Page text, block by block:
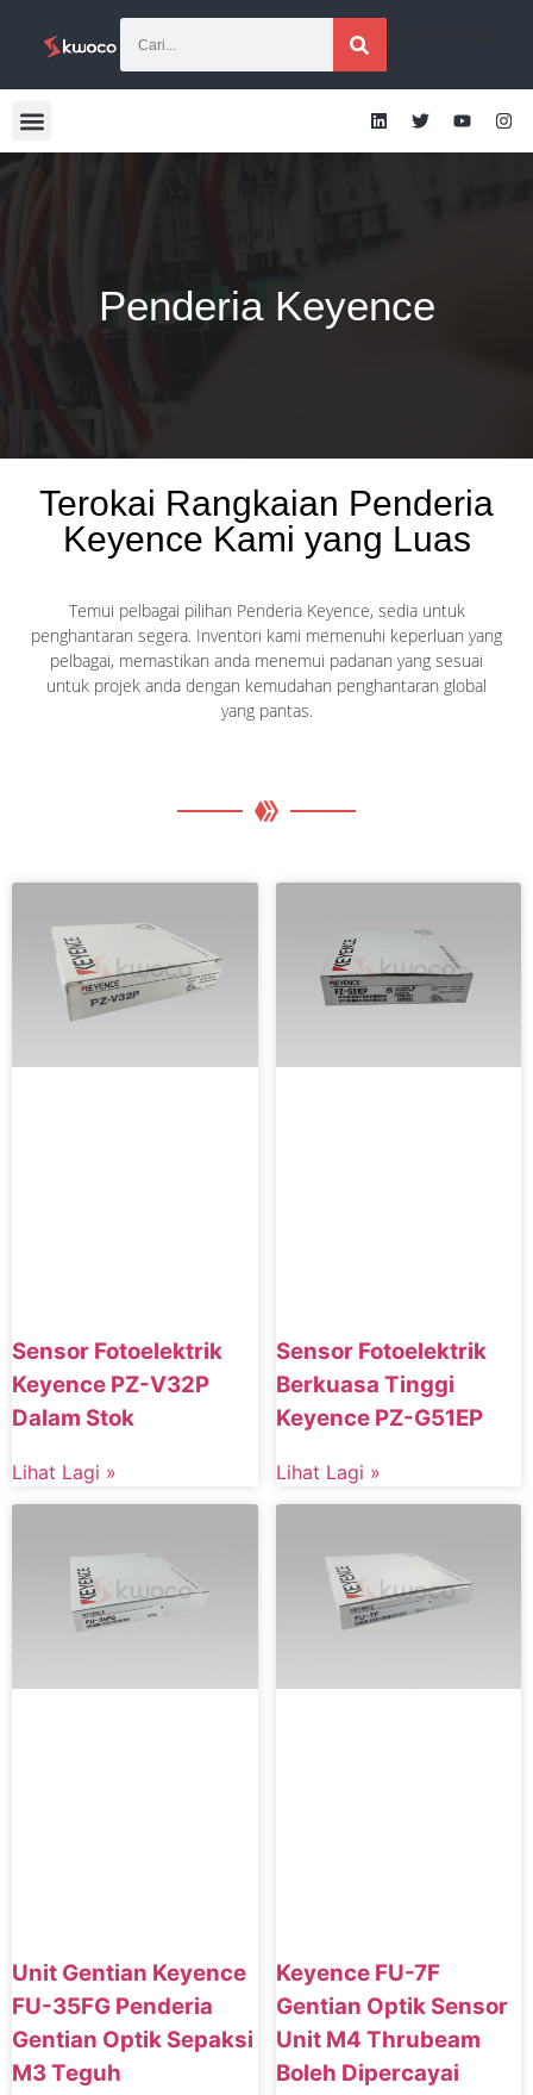
Penderia Keyence
Terokai Rangkaian Penderia
Keyence Kami yang Luas
Temui pelbagai pilihan Penderia Keyence, sedia untuk
penghantaran segera. Inventori kami memenuhi keperluan yang
pelbagai, memastikan anda menemui padanan yang sesuai
untuk projek anda dengan kemudahan penghantaran global
yang pantas.
Sensor Fotoelektrik
Keyence PZ-V32P
Dalam Stok
Lihat Lagi »
Sensor Fotoelektrik
Berkuasa Tinggi
Keyence PZ-G51EP
Lihat Lagi »
Unit Gentian Keyence
FU-35FG Penderia
Gentian Optik Sepaksi
M3 Teguh
Keyence FU-7F
Gentian Optik Sensor
Unit M4 Thrubeam
Boleh Dipercayai